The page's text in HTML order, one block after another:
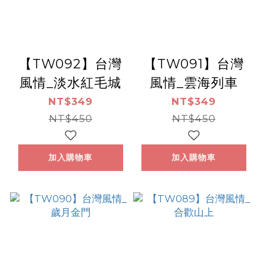
【TW092】台灣
風情_淡水紅毛城
NT$349
NT$450
加入購物車
【TW091】台灣
風情_雲海列車
NT$349
NT$450
加入購物車